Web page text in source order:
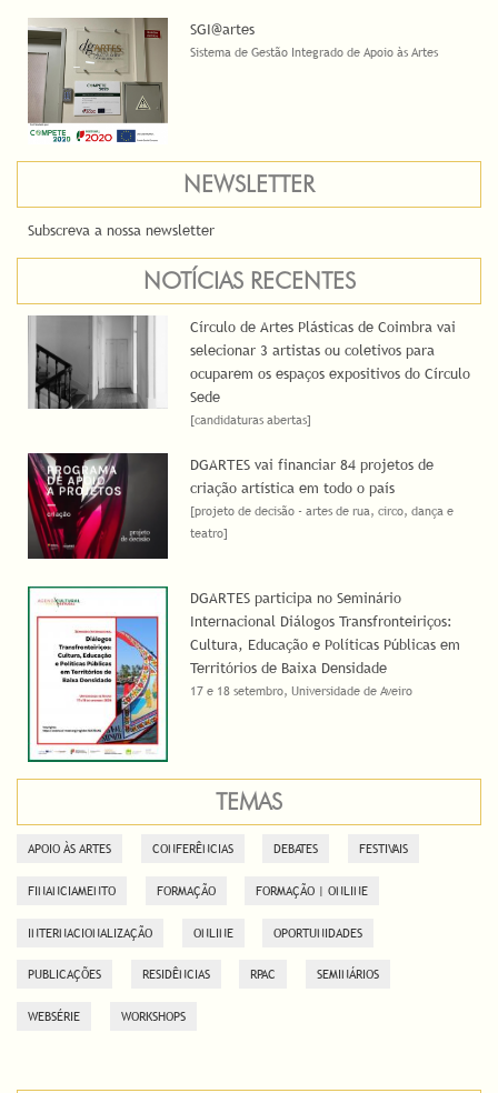
SGI@artes
Sistema de Gestão Integrado de Apoio às Artes
NEWSLETTER
Subscreva a nossa newsletter
NOTÍCIAS RECENTES
Círculo de Artes Plásticas de Coimbra vai
selecionar 3 artistas ou coletivos para
ocuparem os espaços expositivos do Círculo
Sede
[candidaturas abertas]
DGARTES vai financiar 84 projetos de
criação artística em todo o país
[projeto de decisão - artes de rua, circo, dança e
teatro]
DGARTES participa no Seminário
Internacional Diálogos Transfronteiriços:
Cultura, Educação e Políticas Públicas em
Territórios de Baixa Densidade
17 e 18 setembro, Universidade de Aveiro
TEMAS
APOIO ÀS ARTES CONFERÊNCIAS DEBATES FESTIVAIS
FINANCIAMENTO FORMAÇÃO FORMAÇÃO | ONLINE
INTERNACIONALIZAÇÃO ONLINE OPORTUNIDADES
PUBLICAÇÕES RESIDÊNCIAS RPAC SEMINÁRIOS
WEBSÉRIE WORKSHOPS